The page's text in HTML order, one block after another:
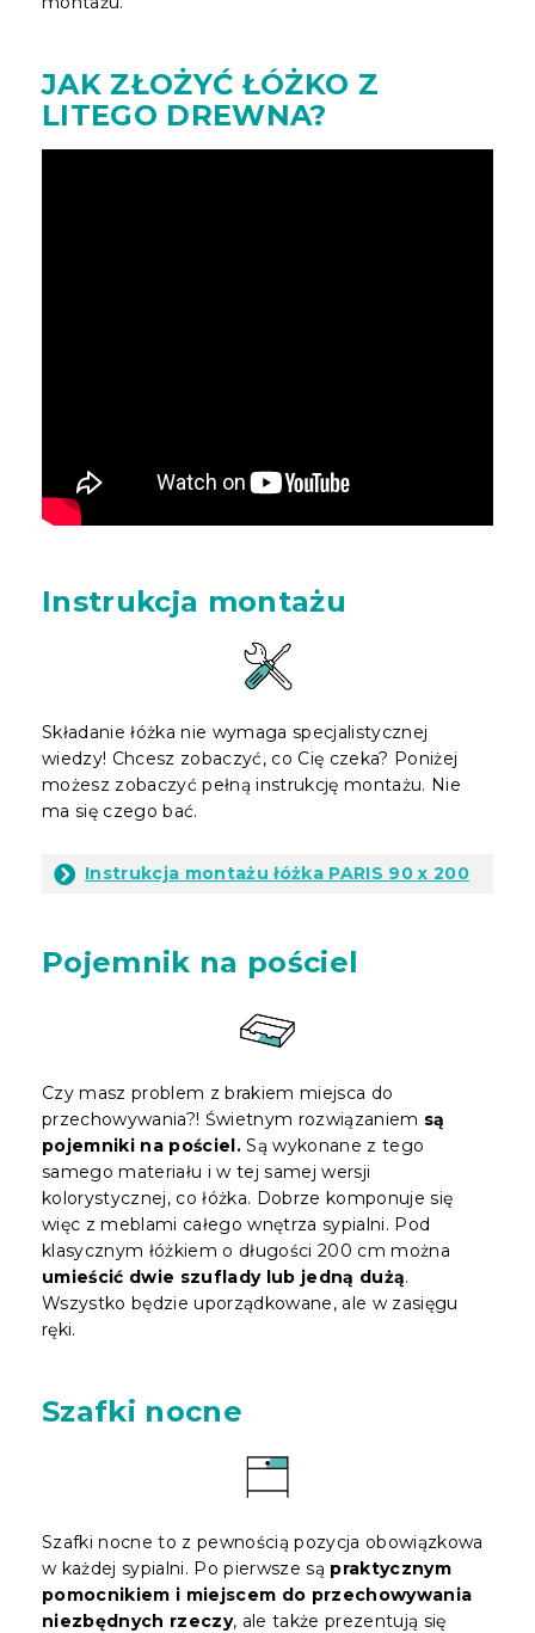
JAK ZŁOŻYĆ ŁÓŻKO Z
LITEGO DREWNA?
Instrukcja montażu
Składanie łóżka nie wymaga specjalistycznej
wiedzy! Chcesz zobaczyć, co Cię czeka? Poniżej
możesz zobaczyć pełną instrukcję montażu. Nie
ma się czego bać.
Instrukcja montażu łóżka PARIS 90 x 200
Pojemnik na pościel
Czy masz problem z brakiem miejsca do
przechowywania?! Świetnym rozwiązaniem są
pojemniki na pościel. Są wykonane z tego
samego materiału i w tej samej wersji
kolorystycznej, co łóżka. Dobrze komponuje się
więc z meblami całego wnętrza sypialni. Pod
klasycznym łóżkiem o długości 200 cm można
umieścić dwie szuflady lub jedną dużą.
Wszystko będzie uporządkowane, ale w zasięgu
ręki.
Szafki nocne
Szafki nocne to z pewnością pozycja obowiązkowa
w każdej sypialni. Po pierwsze są praktycznym
pomocnikiem i miejscem do przechowywania
niezbędnych rzeczy, ale także prezentują się